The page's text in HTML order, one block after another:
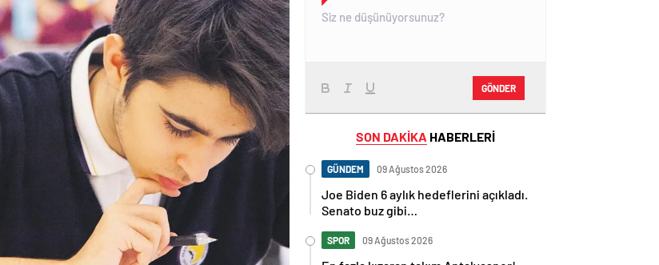
GÖNDER
SON DAKİKA HABERLERİ
GÜNDEM 09 Ağustos 2026
Joe Biden 6 aylık hedeflerini açıkladı.
Senato buz gibi…
SPOR 09 Ağustos 2026